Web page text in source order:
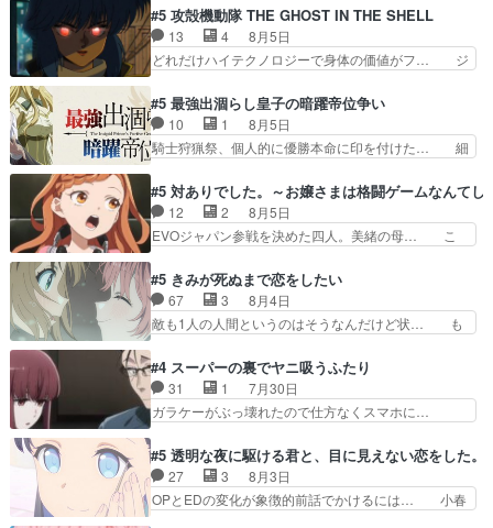
ーベルボアが暴れてると聞い… ちょっと年齢の事
を言いすぎとゆーか言い訳… ベリルの母もやはり
只者じゃなかったかベリ…
ゥーアの唯一の手駒が強すぎる笑あお… 私にとっ
て完全にご褒美回ゼー様の葉巻シー… やはりター
ニャが後方指揮だと展開に迫力が… “貧乏籤百連
無料ガチャ”100連でも1回… 2期入ってから地味
ばならぬ」って言葉に… ゼートゥーア左遷によっ
て参謀本部の連携が… 緊張感ある戦闘描写とギャ
グ今週の『有能な…
#5 攻殻機動隊 THE GHOST IN THE SHELL
13 4
8月5日
どれだけハイテクノロジーで身体の価値がフ… ジ
コマだいぶ理性持ち始めた。この世界の… 原作読
んだのもう何年も前なのに、覚えてる… コイルの
汚職を突き止めるべくバトーの指導… やまとん1
号はどこの部分で使うのだろう？… 日本とロシア
primevideoで視聴しまし… 前回同様『イノセン
ス』を含む押井・神山版… 第５話「EPISODEラ
ストの母親の気持…
#5 最強出涸らし皇子の暗躍帝位争い
10 1
8月5日
騎士狩猟祭、個人的に優勝本命に印を付けた… 細
ナがチートすぎる笑アルは最初から自分… プラネ
ット・ウィズ展開アツいな「騎士狩猟… 麦茶どこ
ろかタイトル通り麦茶の出涸らしぐ… 第５話を
ABEMAで視聴しました。視聴に… 復讐に燃える
が“萌え”なのでこの娘が皇帝… ウサギ好きそうな
王女殿下がかわいい。幼馴… ついに始まった狩猟
祭。エルナの活躍で上位…
#5 対ありでした。～お嬢さまは格闘ゲームなんてし
12 2
8月5日
EVOジャパン参戦を決めた四人。美緒の母… こ
目は気品溢れてるのに中身は…美緒ママ… テー
マ：格ゲー大会に行くには？感想は、美… 大会を
前に格ゲー熱が高まる一方、百合の本… 東京で開
催される格ゲー大会に参加すること… Japanに向
めに東京へ!/でも観光よ… 旅の支度全部やってく
れる先輩、なんだかん… 第５話をｄアニメストア
で視聴しました。視…
#5 きみが死ぬまで恋をしたい
67 3
8月4日
敵も1人の人間というのはそうなんだけど状… も
を人間に戻して欲しいでも自分達が代わ… ご視聴
ありがとうございました見るたびに切… 誰かと思
ったらちゅー先輩か。しれっと相方… 第５話感
想：コ□した相手にも家族や…､戦… つらい回
ナとミミも可愛かった2人の関係… 確かに相手に
も家族や大切な人はいるけど、… 白シャツが作業
着みたいなもんなんですかね…
#4 スーパーの裏でヤニ吸うふたり
31 1
7月30日
ガラケーがぶっ壊れたので仕方なくスマホに…
はり出オチ感が否めず、エピソードの打率… 田山
さんが佐々木さんに沼っていく…こんな… 佐々木
さん、腕フェチなんですね笑最近まじ… 佐々木が
ガラケーからスマホに変えるって、… もうドラマ
#5 透明な夜に駆ける君と、目に見えない恋をした。
27 3
8月3日
OPとEDの変化が象徴的前話でかけるには… 小春